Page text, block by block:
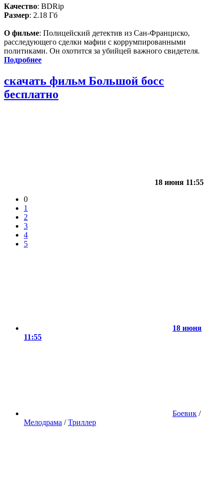
Качество: BDRip
Размер: 2.18 Гб
О фильме: Полицейский детектив из Сан-Франциско,
расследующего сделки мафии с коррумпированными
политиками. Он охотится за убийцей важного свидетеля.
Подробнее
скачать фильм Большой босс
бесплатно
18 июня 11:55
0
1
2
3
4
5
18 июня
11:55
Боевик /
Мелодрама /Триллер